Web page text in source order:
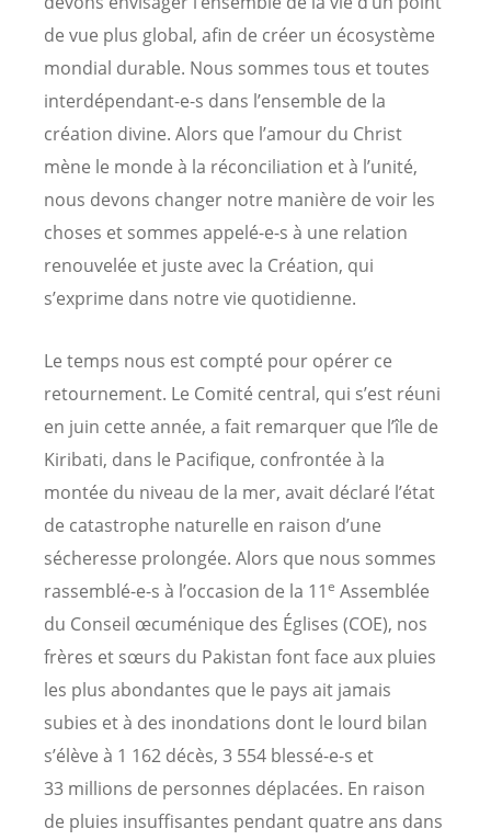
de vue plus global, afin de créer un écosystème
mondial durable. Nous sommes tous et toutes
interdépendant-e-s dans l’ensemble de la
création divine. Alors que l’amour du Christ
mène le monde à la réconciliation et à l’unité,
nous devons changer notre manière de voir les
choses et sommes appelé-e-s à une relation
renouvelée et juste avec la Création, qui
s’exprime dans notre vie quotidienne.
Le temps nous est compté pour opérer ce
retournement. Le Comité central, qui s’est réuni
en juin cette année, a fait remarquer que l’île de
Kiribati, dans le Pacifique, confrontée à la
montée du niveau de la mer, avait déclaré l’état
de catastrophe naturelle en raison d’une
sécheresse prolongée. Alors que nous sommes
rassemblé-e-s à l’occasion de la 11e Assemblée
du Conseil œcuménique des Églises (COE), nos
frères et sœurs du Pakistan font face aux pluies
les plus abondantes que le pays ait jamais
subies et à des inondations dont le lourd bilan
s’élève à 1 162 décès, 3 554 blessé-e-s et
33 millions de personnes déplacées. En raison
de pluies insuffisantes pendant quatre ans dans